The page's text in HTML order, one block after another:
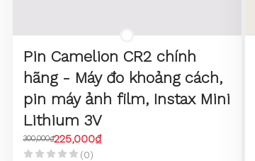
Pin Camelion CR2 chính
hãng - Máy đo khoảng cách,
pin máy ảnh film, Instax Mini
Lithium 3V
300,000₫225,000₫
(0)